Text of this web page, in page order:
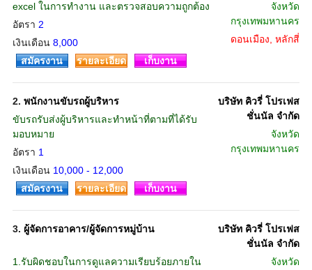
excel ในการทำงาน และตรวจสอบความถูกต้อง
อัตรา 2
เงินเดือน 8,000
จังหวัด
กรุงเทพมหานคร
ดอนเมือง, หลักสี่
สมัครงาน
รายละเอียด เก็บงาน
2. พนักงานขับรถผู้บริหาร
ขับรถรับส่งผู้บริหารและทำหน้าที่ตามที่ได้รับ
มอบหมาย
อัตรา 1
เงินเดือน 10,000 - 12,000
บริษัท คิวรี่ โปรเฟส
ชั่นนัล จำกัด
จังหวัด
กรุงเทพมหานคร
สมัครงาน รายละเอียด เก็บงาน
3. ผู้จัดการอาคาร/ผู้จัดการหมู่บ้าน
1.รับผิดชอบในการดูแลความเรียบร้อยภายใน
บริษัท คิวรี่ โปรเฟส
ชั่นนัล จำกัด
จังหวัด